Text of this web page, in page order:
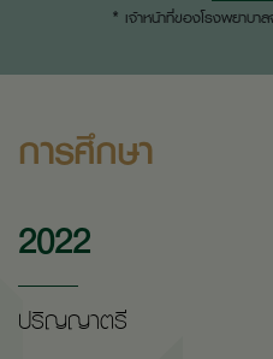
* เจ้าหน้าที่ของโรงพยาบา
การศึกษา
2022
ปริญญาตรี